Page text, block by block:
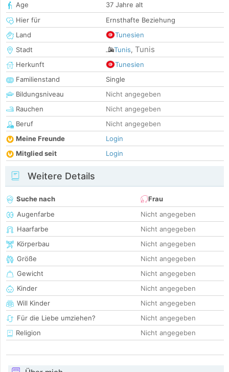
Age
37 Jahre alt
Hier für
Ernsthafte Beziehung
Land
Tunesien
Stadt
Tunis, Tunis
Herkunft
Tunesien
Familienstand
Single
Bildungsniveau
Nicht angegeben
Rauchen
Nicht angegeben
Beruf
Nicht angegeben
Meine Freunde
Login
Mitglied seit
Login
Weitere Details
Suche nach
Frau
Augenfarbe
Nicht angegeben
Haarfarbe
Nicht angegeben
Körperbau
Nicht angegeben
Größe
Nicht angegeben
Gewicht
Nicht angegeben
Kinder
Nicht angegeben
Will Kinder
Nicht angegeben
Für die Liebe umziehen?
Nicht angegeben
Religion
Nicht angegeben